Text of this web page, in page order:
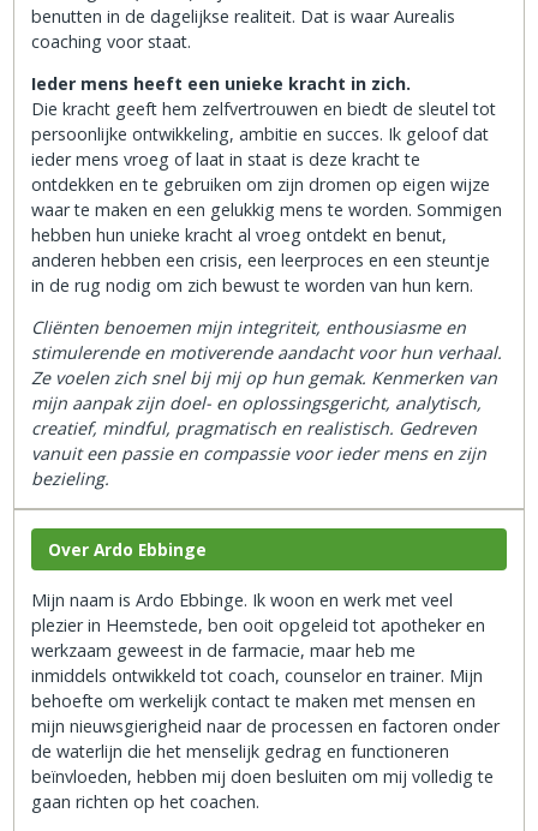
benutten in de dagelijkse realiteit. Dat is waar Aurealis
coaching voor staat.
Ieder mens heeft een unieke kracht in zich.
Die kracht geeft hem zelfvertrouwen en biedt de sleutel tot
persoonlijke ontwikkeling, ambitie en succes. Ik geloof dat
ieder mens vroeg of laat in staat is deze kracht te
ontdekken en te gebruiken om zijn dromen op eigen wijze
waar te maken en een gelukkig mens te worden. Sommigen
hebben hun unieke kracht al vroeg ontdekt en benut,
anderen hebben een crisis, een leerproces en een steuntje
in de rug nodig om zich bewust te worden van hun kern.
Cliënten benoemen mijn integriteit, enthousiasme en
stimulerende en motiverende aandacht voor hun verhaal.
Ze voelen zich snel bij mij op hun gemak. Kenmerken van
mijn aanpak zijn doel- en oplossingsgericht, analytisch,
creatief, mindful, pragmatisch en realistisch. Gedreven
vanuit een passie en compassie voor ieder mens en zijn
bezieling.
Over Ardo Ebbinge
Mijn naam is Ardo Ebbinge. Ik woon en werk met veel
plezier in Heemstede, ben ooit opgeleid tot apotheker en
werkzaam geweest in de farmacie, maar heb me
inmiddels ontwikkeld tot coach, counselor en trainer. Mijn
behoefte om werkelijk contact te maken met mensen en
mijn nieuwsgierigheid naar de processen en factoren onder
de waterlijn die het menselijk gedrag en functioneren
beïnvloeden, hebben mij doen besluiten om mij volledig te
gaan richten op het coachen.